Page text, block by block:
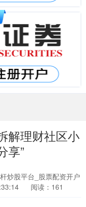
解理财社区小
享”
炒股平台_股票配资开户
阅读：161